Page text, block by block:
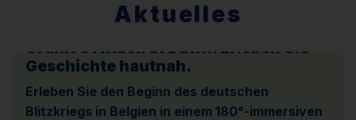
Aktuelles
Granit’s Attack at Dawn. Erleben Sie
Geschichte hautnah.
Erleben Sie den Beginn des deutschen
Blitzkriegs in Belgien in einem 180°-immersiven